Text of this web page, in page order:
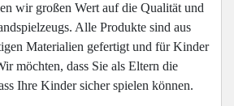
wir großen Wert auf die Qualität und
Alle Produkte sind aus
Materialien gefertigt und für Kinder
möchten, dass Sie als Eltern die
Ihre Kinder sicher spielen können.